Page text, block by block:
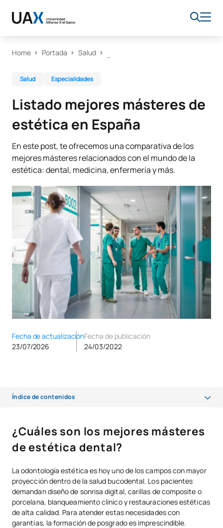
Home Portada Salud
Salud Especialidades
Listado mejores másteres de
estética en España
En este post, te ofrecemos una comparativa de los
mejores másteres relacionados con el mundo de la
estética: dental, medicina, enfermería y más.
Fecha de actualización
23/07/2026
Fecha de publicación
24/03/2022
Índice de contenidos
¿Cuáles son los mejores másteres de medicina estética?
¿Qué másteres de dermatología estética puedes estudiar?
¿Por qué merece la pena especializarte en estética con un máster?
¿A qué perfil van dirigidos los másteres de estética?
¿Cuáles son los mejores másteres
de estética dental?
La odontología estética es hoy uno de los campos con mayor
proyección dentro de la salud bucodental. Los pacientes
demandan diseño de sonrisa digital, carillas de composite o
porcelana, blanqueamiento clínico y restauraciones estéticas
de alta calidad. Para atender estas necesidades con
garantías, la formación de posgrado es imprescindible.